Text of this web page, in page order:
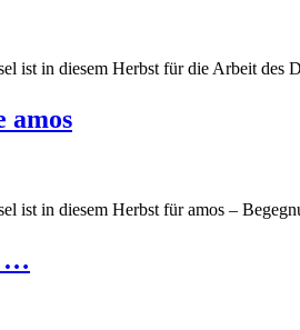
ist in diesem Herbst für die Arbeit des
amos
in diesem Herbst für amos –
…